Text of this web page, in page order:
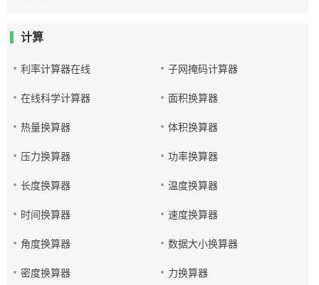
计算
利率计算器在线 子网掩码计算器
在线科学计算器 面积换算器
热量换算器 体积换算器
压力换算器 功率换算器
长度换算器 温度换算器
时间换算器 速度换算器
角度换算器 数据大小换算器
密度换算器 力换算器